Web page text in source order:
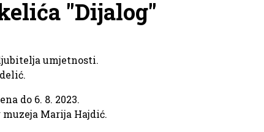
"Dijalog"
umjetnosti.
do 6. 8. 2023.
Marija Hajdić.